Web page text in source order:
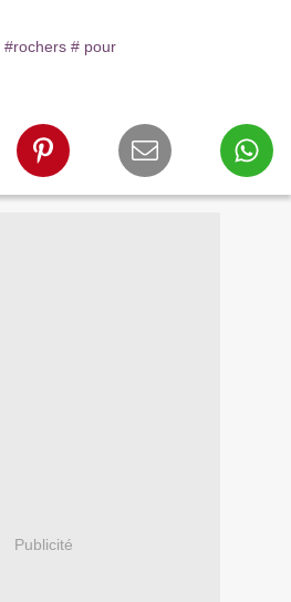
#rochers # pour
Publicité